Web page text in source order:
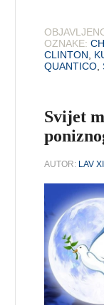
OZNAKE:
CLINTON
QUANTICO ,
Svijet
AUTOR: LAV